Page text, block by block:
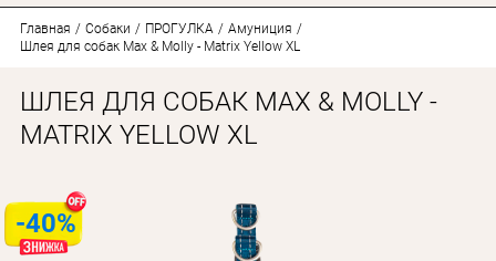
УХОД
ЗАБОТА
НАШЕ ПРОИЗВОДСТВО
НОВИНКИ
Главная Собаки ПРОГУЛКА
Амуниция
Шлея для собак Max & Molly - Matrix Yellow XL
ШЛЕЯ ДЛЯ СОБАК MAX & MOLLY -
MATRIX YELLOW XL
-40%